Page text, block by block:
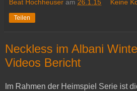
Beat Hochheuser am 26.1.15 Keine
Teilen
Neckless im Albani
Videos Bericht
Im Rahmen der Heimspiel Serie ist